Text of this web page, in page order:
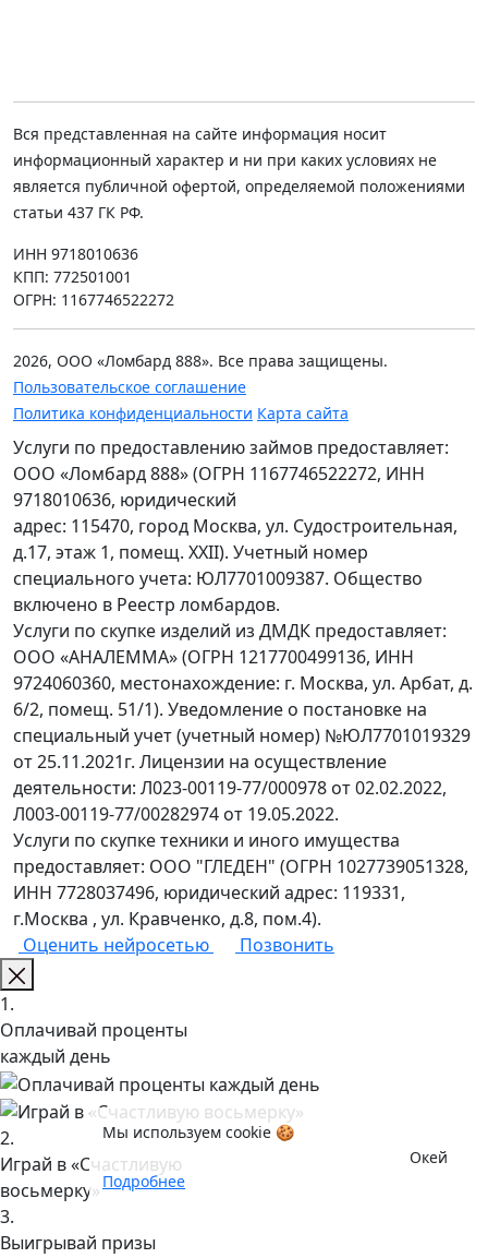
Вся представленная на сайте информация носит
информационный характер и ни при каких условиях не
является публичной офертой, определяемой положениями
статьи 437 ГК РФ.
ИНН 9718010636
КПП: 772501001
ОГРН: 1167746522272
2026, ООО «Ломбард 888». Все права защищены.
Пользовательское соглашение
Политика конфиденциальности Карта сайта
Услуги по предоставлению займов предоставляет:
ООО «Ломбард 888» (ОГРН 1167746522272, ИНН
9718010636, юридический
адрес: 115470, город Москва, ул. Судостроительная,
д.17, этаж 1, помещ. XXII). Учетный номер
специального учета: ЮЛ7701009387. Общество
включено в Реестр ломбардов.
Услуги по скупке изделий из ДМДК предоставляет:
ООО «АНАЛЕММА» (ОГРН 1217700499136, ИНН
9724060360, местонахождение: г. Москва, ул. Арбат, д.
6/2, помещ. 51/1). Уведомление о постановке на
специальный учет (учетный номер) №ЮЛ7701019329
от 25.11.2021г. Лицензии на осуществление
деятельности: Л023-00119-77/000978 от 02.02.2022,
Л003-00119-77/00282974 от 19.05.2022.
Услуги по скупке техники и иного имущества
предоставляет: ООО "ГЛЕДЕН" (ОГРН 1027739051328,
ИНН 7728037496, юридический адрес: 119331,
г.Москва , ул. Кравченко, д.8, пом.4).
Оценить нейросетью
Позвонить
Мы используем cookie 🍪
Подробнее
Окей
1.
Оплачивай проценты
каждый день
2.
Играй в «Счастливую
восьмерку»
3.
Выигрывай призы